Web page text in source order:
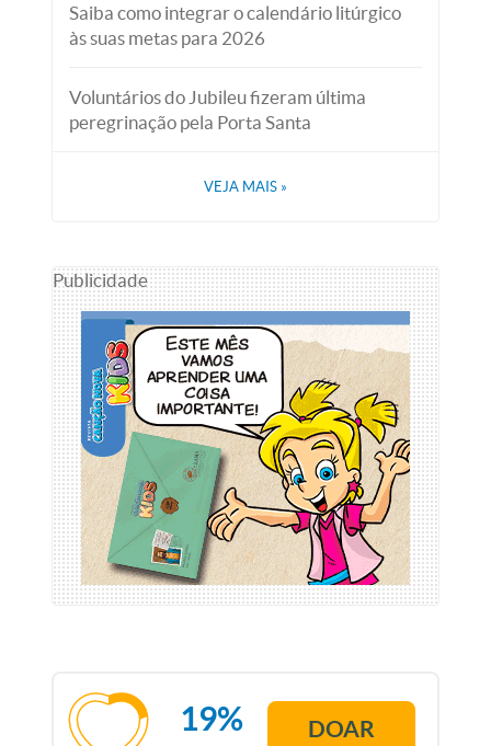
Saiba como integrar o calendário litúrgico
às suas metas para 2026
Voluntários do Jubileu fizeram última
peregrinação pela Porta Santa
VEJA MAIS »
Publicidade
19% DOAR